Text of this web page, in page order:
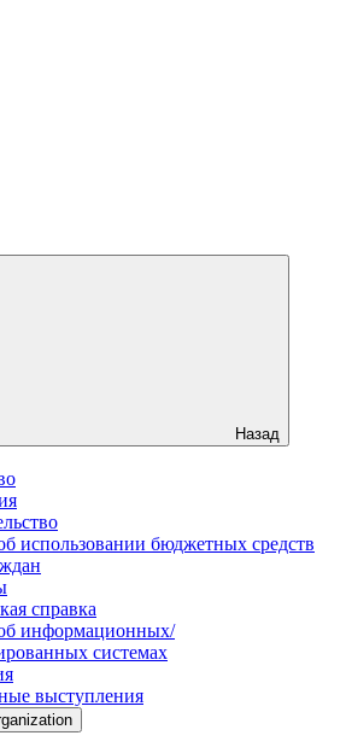
Назад
использовании бюджетных средств
справка
информационных/
системах
выступления